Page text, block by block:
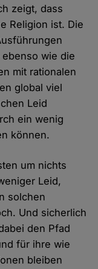
zeigt, dass
Religion ist. Die
wie die
mit rationalen
global viel
Leid
ein wenig
können.
um nichts
Leid,
solchen
Und sicherlich
den Pfad
für ihre wie
bleiben